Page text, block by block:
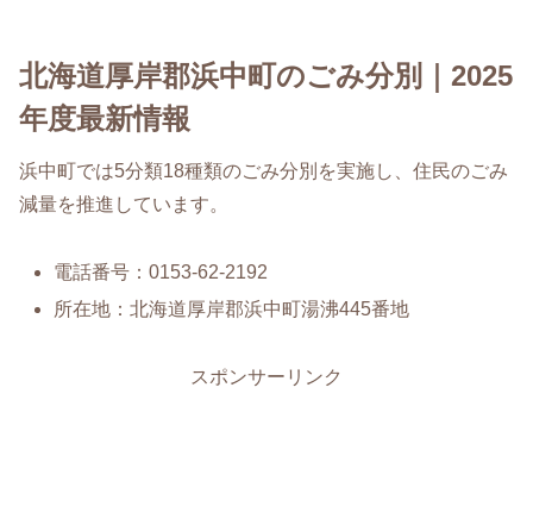
北海道厚岸郡浜中町のごみ分別｜2025
年度最新情報
浜中町では5分類18種類のごみ分別を実施し、住民のごみ
減量を推進しています。
電話番号：0153-62-2192
所在地：北海道厚岸郡浜中町湯沸445番地
スポンサーリンク